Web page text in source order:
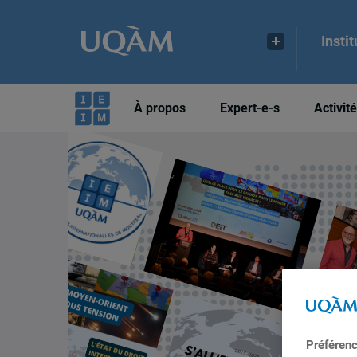
À propos Expert-e-s